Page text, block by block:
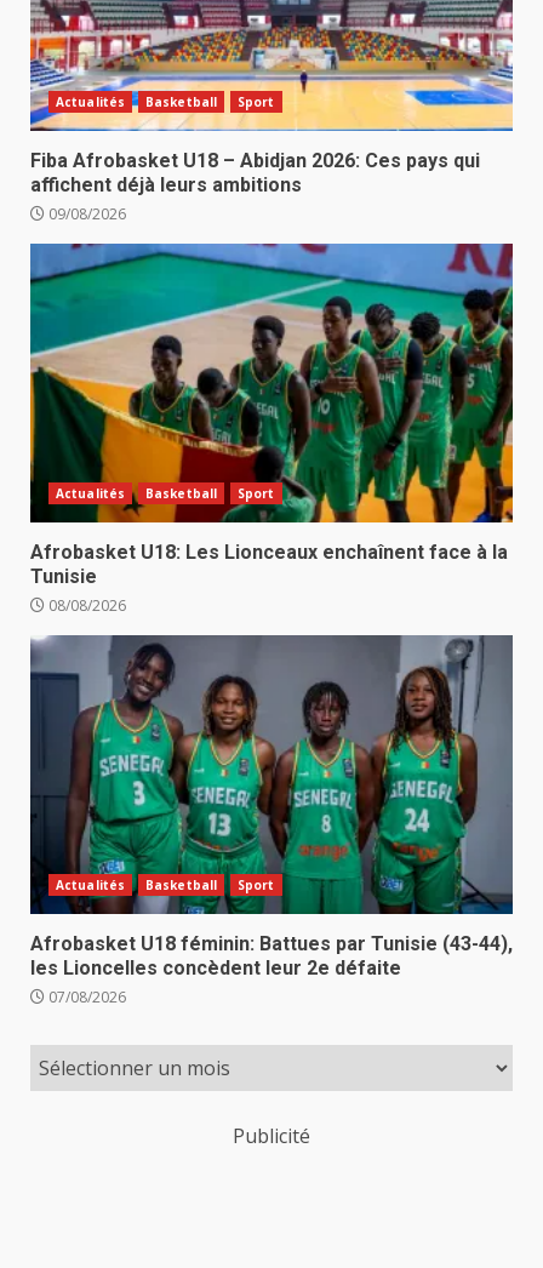
Actualités Basketball Sport
Fiba Afrobasket U18 – Abidjan 2026: Ces pays qui
affichent déjà leurs ambitions
09/08/2026
Actualités Basketball Sport
Afrobasket U18: Les Lionceaux enchaînent face à la
Tunisie
08/08/2026
Actualités Basketball Sport
Afrobasket U18 féminin: Battues par Tunisie (43-44),
les Lioncelles concèdent leur 2e défaite
07/08/2026
Publicité